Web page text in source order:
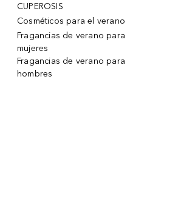
CUPEROSIS
Cosméticos para el verano
Fragancias de verano para
mujeres
Fragancias de verano para
hombres